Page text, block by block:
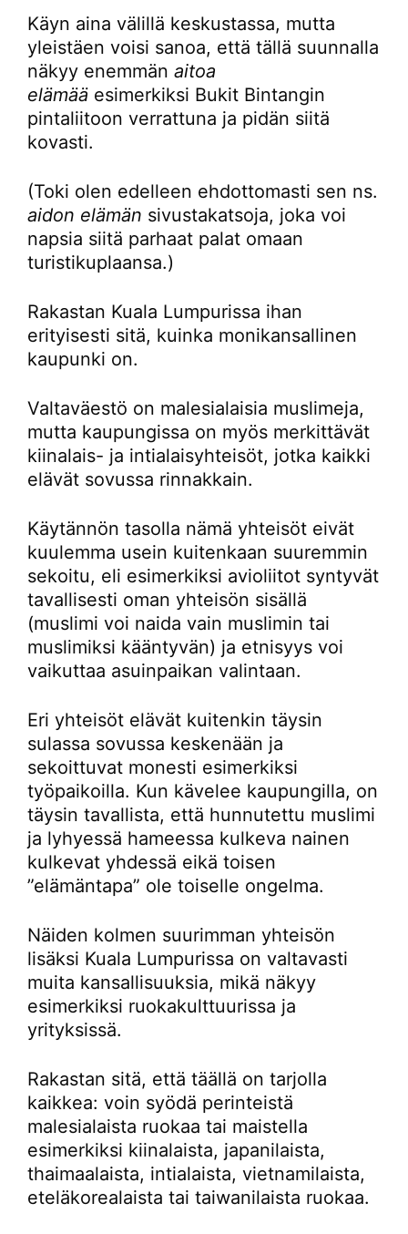
Käyn aina välillä keskustassa, mutta
yleistäen voisi sanoa, että tällä suunnalla
näkyy enemmän aitoa
elämää esimerkiksi Bukit Bintangin
pintaliitoon verrattuna ja pidän siitä
kovasti.
(Toki olen edelleen ehdottomasti sen ns.
aidon elämän sivustakatsoja, joka voi
napsia siitä parhaat palat omaan
turistikuplaansa.)
Rakastan Kuala Lumpurissa ihan
erityisesti sitä, kuinka monikansallinen
kaupunki on.
Valtaväestö on malesialaisia muslimeja,
mutta kaupungissa on myös merkittävät
kiinalais- ja intialaisyhteisöt, jotka kaikki
elävät sovussa rinnakkain.
Käytännön tasolla nämä yhteisöt eivät
kuulemma usein kuitenkaan suuremmin
sekoitu, eli esimerkiksi avioliitot syntyvät
tavallisesti oman yhteisön sisällä
(muslimi voi naida vain muslimin tai
muslimiksi kääntyvän) ja etnisyys voi
vaikuttaa asuinpaikan valintaan.
Eri yhteisöt elävät kuitenkin täysin
sulassa sovussa keskenään ja
sekoittuvat monesti esimerkiksi
työpaikoilla. Kun kävelee kaupungilla, on
täysin tavallista, että hunnutettu muslimi
ja lyhyessä hameessa kulkeva nainen
kulkevat yhdessä eikä toisen
”elämäntapa” ole toiselle ongelma.
Näiden kolmen suurimman yhteisön
lisäksi Kuala Lumpurissa on valtavasti
muita kansallisuuksia, mikä näkyy
esimerkiksi ruokakulttuurissa ja
yrityksissä.
Rakastan sitä, että täällä on tarjolla
kaikkea: voin syödä perinteistä
malesialaista ruokaa tai maistella
esimerkiksi kiinalaista, japanilaista,
thaimaalaista, intialaista, vietnamilaista,
eteläkorealaista tai taiwanilaista ruokaa.